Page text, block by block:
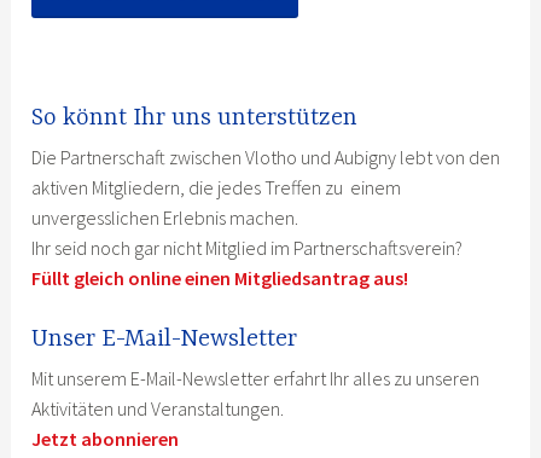
So könnt Ihr uns unterstützen
Die Partnerschaft zwischen Vlotho und Aubigny lebt von den
aktiven Mitgliedern, die jedes Treffen zu einem
unvergesslichen Erlebnis machen.
Ihr seid noch gar nicht Mitglied im Partnerschaftsverein?
Füllt gleich online einen Mitgliedsantrag aus!
Unser E-Mail-Newsletter
Mit unserem E-Mail-Newsletter erfahrt Ihr alles zu unseren
Aktivitäten und Veranstaltungen.
Jetzt abonnieren